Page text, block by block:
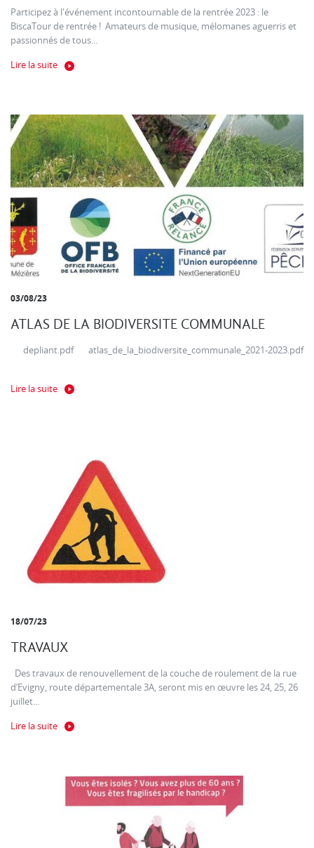
Participez à l'événement incontournable de la rentrée 2023 : le
BiscaTour de rentrée ! Amateurs de musique, mélomanes aguerris et
passionnés de tous...
Lire la suite
03/08/23
ATLAS DE LA BIODIVERSITE COMMUNALE
depliant.pdf atlas_de_la_biodiversite_communale_2021-2023.pdf
Lire la suite
18/07/23
TRAVAUX
Des travaux de renouvellement de la couche de roulement de la rue
d’Evigny, route départementale 3A, seront mis en œuvre les 24, 25, 26
juillet...
Lire la suite